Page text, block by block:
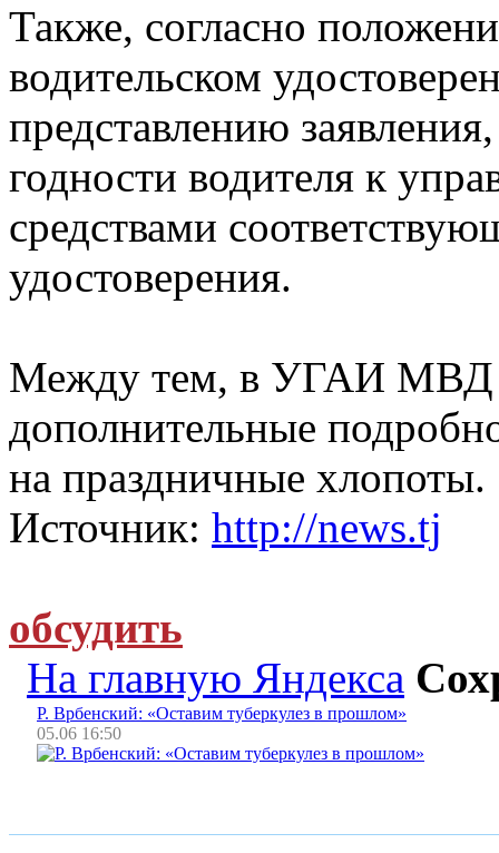
Также, согласно
водительском
представлению
годности водителя к
средствами
удостоверения.
Между тем, в УГАИ МВД
дополнительные
на праздничные хлопоты.
Источник: http://news.tj
обсудить
На главную Яндекса
Р. Врбенский: «Оставим туберкулез в прошлом»
05.06 16:50